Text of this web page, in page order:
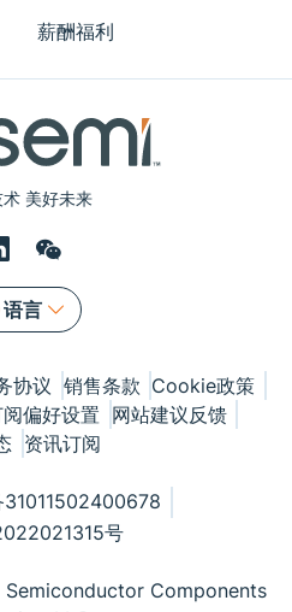
术 美好未来
语言
薪酬福利
协议 销售条款 Cookie政策
偏好设置 网站建议反馈
资讯订阅
31011502400678
号
Components